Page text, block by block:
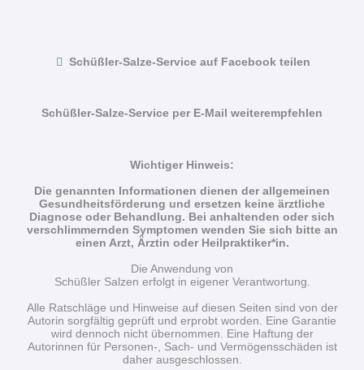
Schüßler-Salze-Service auf Facebook teilen
Schüßler-Salze-Service per E-Mail weiterempfehlen
Wichtiger Hinweis:
Die genannten Informationen dienen der allgemeinen
Gesundheitsförderung und ersetzen keine ärztliche
Diagnose oder Behandlung. Bei anhaltenden oder sich
verschlimmernden Symptomen wenden Sie sich bitte an
einen Arzt, Ärztin oder Heilpraktiker*in.
Die Anwendung von
Schüßler Salzen erfolgt in eigener Verantwortung.
Alle Ratschläge und Hinweise auf diesen Seiten sind von der
Autorin sorgfältig geprüft und erprobt worden. Eine Garantie
wird dennoch nicht über­nommen. Eine Haftung der
Autorinnen für Personen-, Sach- und Vermögensschäden ist
daher ausgeschlossen.